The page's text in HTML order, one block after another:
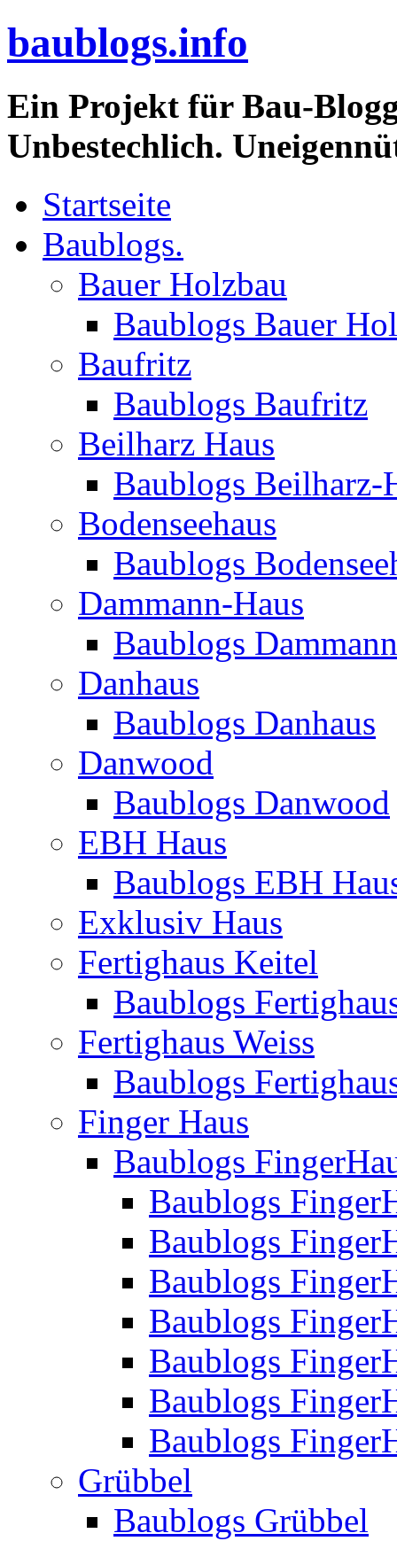
baublogs.info
Ein Projekt für Bau-
Unbestechlich.
Startseite
Baublogs.
Bauer Holzbau
Baublogs Bauer
Baufritz
Baublogs Baufritz
Beilharz Haus
Baublogs Beilharz-
Bodenseehaus
Baublogs
Dammann-Haus
Baublogs
Danhaus
Baublogs Danhaus
Danwood
Baublogs Danwood
EBH Haus
Baublogs EBH
Exklusiv Haus
Fertighaus Keitel
Baublogs
Fertighaus Weiss
Baublogs
Finger Haus
Baublogs
Baublogs
Baublogs
Baublogs
Baublogs
Baublogs
Baublogs
Baublogs
Grübbel
Baublogs Grübbel